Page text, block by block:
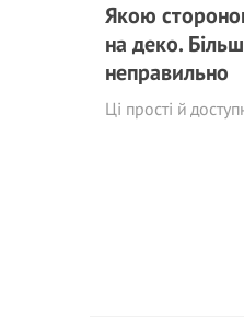
Якою
на деко.
неправильно
Ці прості й